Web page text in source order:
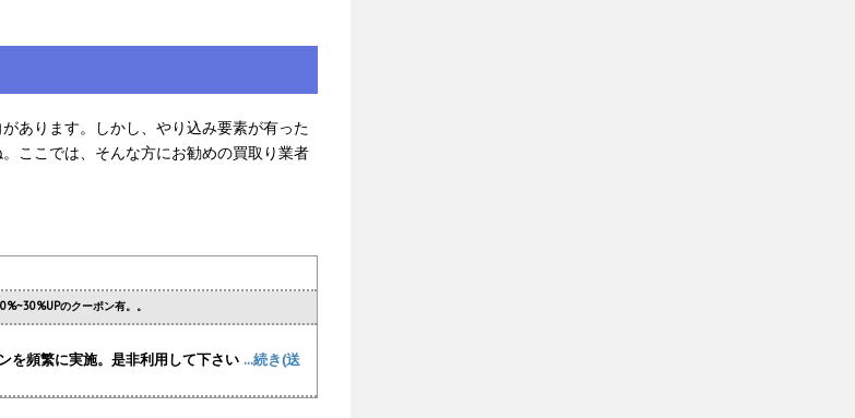
あります。しかし、やり込み要素が有った
ここでは、そんな方にお勧めの買取り業者
のクーポン有。。
を頻繁に実施。是非利用して下さい ...続き(送